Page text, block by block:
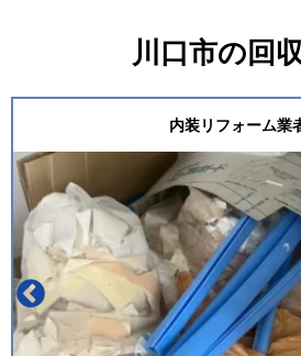
川口市の回
内装リフォーム業